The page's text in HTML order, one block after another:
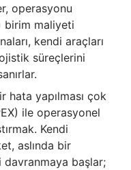
operasyonu
birim maliyeti
kendi araçları
süreçlerini
yapılması çok
ile operasyonel
Kendi
aslında bir
başlar;